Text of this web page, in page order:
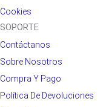
Cookies
SOPORTE
Contáctanos
Sobre Nosotros
Compra Y Pago
Política De Devoluciones